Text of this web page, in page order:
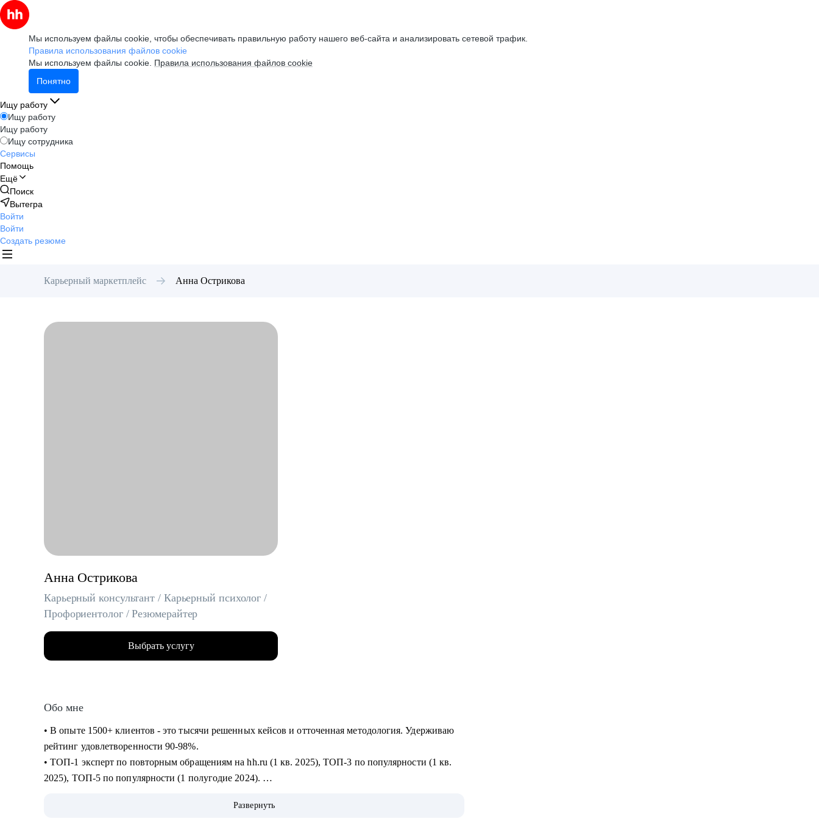
Мы используем файлы cookie, чтобы обеспечивать правильную работу нашего веб-сайта и анализировать сетевой трафик.
Правила использования файлов cookie
Мы используем файлы cookie. Правила использования файлов cookie
Понятно
Ищу работу
Ищу работу
Ищу работу
Ищу сотрудника
Сервисы
Помощь
Ещё
Поиск
Вытегра
Войти
Войти
Создать резюме
Карьерный маркетплейс Анна Острикова
Анна Острикова
Карьерный консультант / Карьерный психолог /
Профориентолог / Резюмерайтер
Выбрать услугу
Обо мне
• В опыте 1500+ клиентов - это тысячи решенных кейсов и отточенная методология. Удерживаю
рейтинг удовлетворенности 90-98%.
• ТОП-1 эксперт по повторным обращениям на hh.ru (1 кв. 2025), ТОП-3 по популярности (1 кв.
2025), ТОП-5 по популярности (1 полугодие 2024).
"Человек-Карьера" на всех уровнях: от бессознательных ограничений до требований HR.
Развернуть